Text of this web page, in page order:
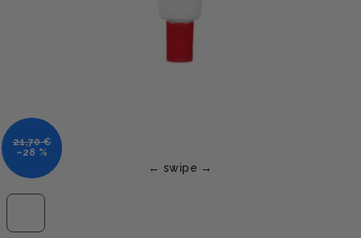
21,70 €
–28 %